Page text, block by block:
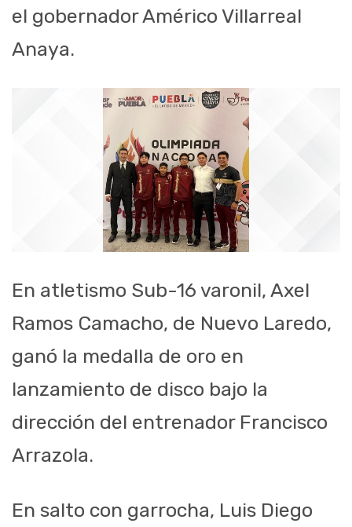
el gobernador Américo Villarreal
Anaya.
En atletismo Sub-16 varonil, Axel
Ramos Camacho, de Nuevo Laredo,
ganó la medalla de oro en
lanzamiento de disco bajo la
dirección del entrenador Francisco
Arrazola.
En salto con garrocha, Luis Diego